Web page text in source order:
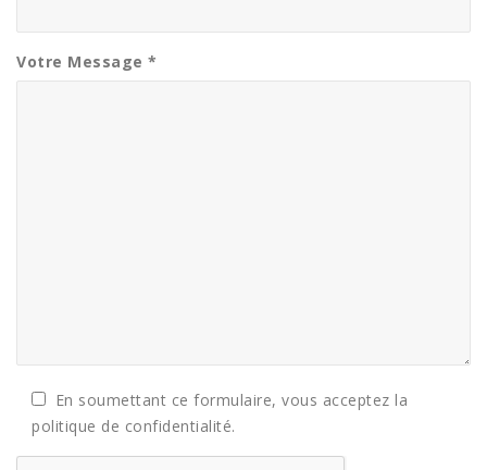
Votre Message *
En soumettant ce formulaire, vous acceptez la
politique de confidentialité.